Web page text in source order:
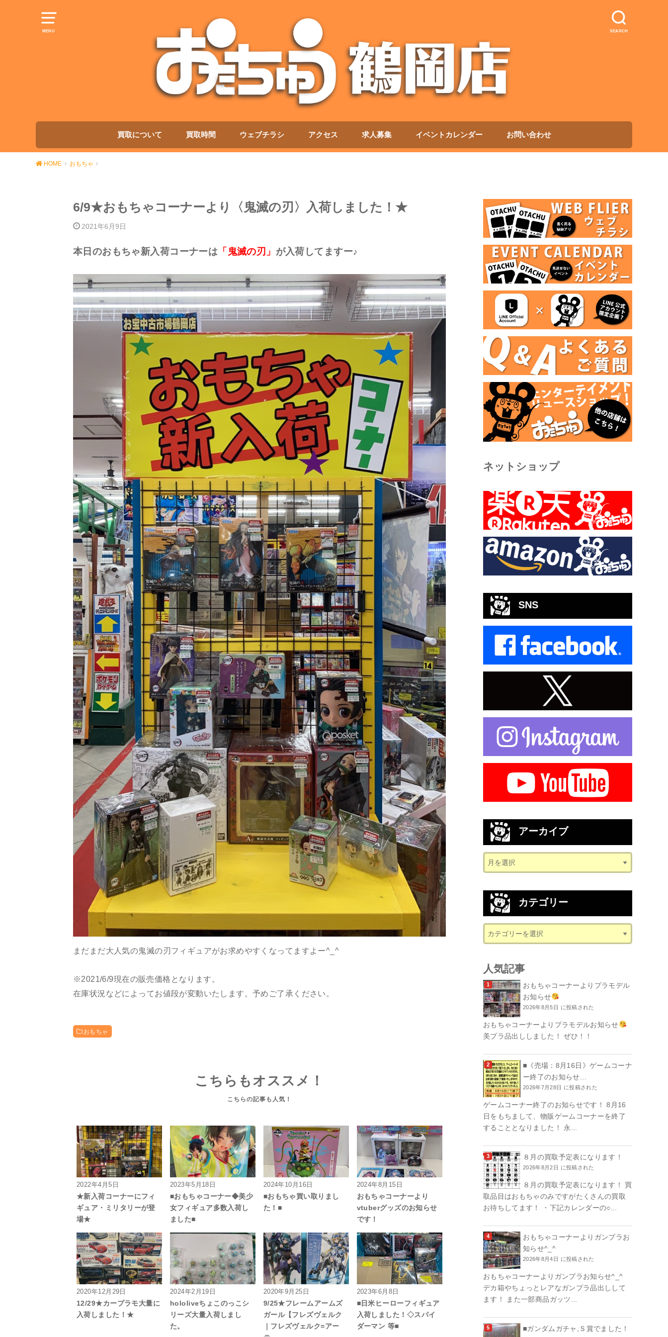
MENU SEARCH
買取について 買取時間 ウェブチラシ アクセス 求人募集 イベントカレンダー お問い合わせ
HOME おもちゃ
6/9★おもちゃコーナーより〈鬼滅の刃〉入荷しました！★
2021年6月9日
本日のおもちゃ新入荷コーナーは 「鬼滅の刃」 が入荷してますー♪
まだまだ大人気の鬼滅の刃フィギュアがお求めやすくなってますよー^_^
※2021/6/9現在の販売価格となります。
在庫状況などによってお値段が変動いたします。予めご了承ください。
おもちゃ
こちらもオススメ！
2022年4月5日
★新入荷コーナーにフィ
ギュア・ミリタリーが登
場★
2023年5月18日
■おもちゃコーナー◆美少
女フィギュア多数入荷し
ました■
2024年10月16日
■おもちゃ買い取りまし
た！■
2024年8月15日
おもちゃコーナーより
vtuberグッズのお知らせ
です！
2020年12月29日
12/29★カープラモ大量に
入荷しました！★
2024年2月19日
hololiveちょこのっこシ
リーズ大量入荷しまし
た。
2020年9月25日
9/25★フレームアームズ
ガール【フレズヴェルク
｜フレズヴェルク=アー
2023年6月8日
■日米ヒーローフィギュア
入荷しました！◇スパイ
ダーマン 等■
ネットショップ
SNS
アーカイブ
カテゴリー
人気記事
おもちゃコーナーよりプラモデル
お知らせ
2026年8月5日 に投稿された
おもちゃコーナーよりプラモデルお知らせ
美プラ品出ししました！ ぜひ！！
■《売場：8月16日》ゲームコーナ
ー終了のお知らせ...
2026年7月28日 に投稿された
ゲームコーナー終了のお知らせです！ 8月16
日をもちまして、物販ゲームコーナーを終了
することとなりました！ 永...
８月の買取予定表になります！
2026年8月2日 に投稿された
８月の買取予定表になります！ 買
取品目はおもちゃのみですがたくさんの買取
お待ちしてます！ ・下記カレンダーの○...
おもちゃコーナーよりガンプラお
知らせ^_^
2026年8月4日 に投稿された
おもちゃコーナーよりガンプラお知らせ^_^
デカ箱やちょっとレアなガンプラ品出しして
ます！ また一部商品ガッツ...
■ガンダムガチャ,Ｓ賞でました！